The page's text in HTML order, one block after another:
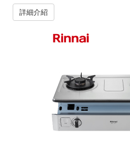
詳細介紹